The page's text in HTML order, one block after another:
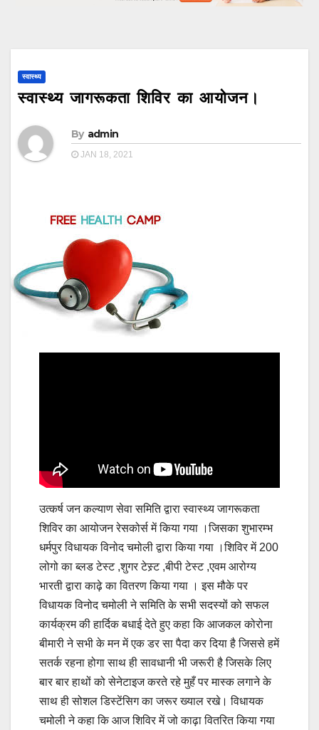
स्वास्थ्य
स्वास्थ्य जागरूकता शिविर का आयोजन।
By admin
JAN 18, 2021
उत्कर्ष जन कल्याण सेवा समिति द्वारा स्वास्थ्य जागरूकता
शिविर का आयोजन रेसकोर्स में किया गया ।जिसका शुभारम्भ
धर्मपुर विधायक विनोद चमोली द्वारा किया गया ।शिविर में 200
लोगो का ब्लड टेस्ट ,शुगर टेस्र्ट ,बीपी टेस्ट ,एवम आरोग्य
भारती द्वारा काढ़े का वितरण किया गया । इस मौके पर
विधायक विनोद चमोली ने समिति के सभी सदस्यों को सफल
कार्यक्रम की हार्दिक बधाई देते हुए कहा कि आजकल कोरोना
बीमारी ने सभी के मन में एक डर सा पैदा कर दिया है जिससे हमें
सतर्क रहना होगा साथ ही सावधानी भी जरूरी है जिसके लिए
बार बार हाथों को सेनेटाइज करते रहे मुहँ पर मास्क लगाने के
साथ ही सोशल डिस्टेंसिग का जरूर ख्याल रखे। विधायक
चमोली ने कहा कि आज शिविर में जो काढ़ा वितरित किया गया